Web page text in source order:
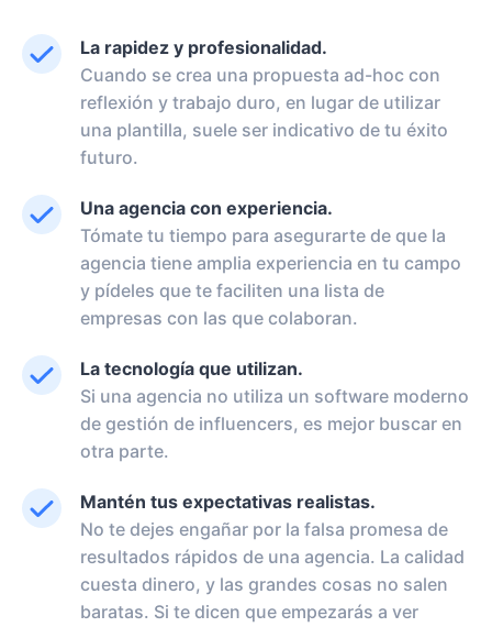
La rapidez y profesionalidad.
Cuando se crea una propuesta ad-hoc con
reflexión y trabajo duro, en lugar de utilizar
una plantilla, suele ser indicativo de tu éxito
futuro.
Una agencia con experiencia.
Tómate tu tiempo para asegurarte de que la
agencia tiene amplia experiencia en tu campo
y pídeles que te faciliten una lista de
empresas con las que colaboran.
La tecnología que utilizan.
Si una agencia no utiliza un software moderno
de gestión de influencers, es mejor buscar en
otra parte.
Mantén tus expectativas realistas.
No te dejes engañar por la falsa promesa de
resultados rápidos de una agencia. La calidad
cuesta dinero, y las grandes cosas no salen
baratas. Si te dicen que empezarás a ver